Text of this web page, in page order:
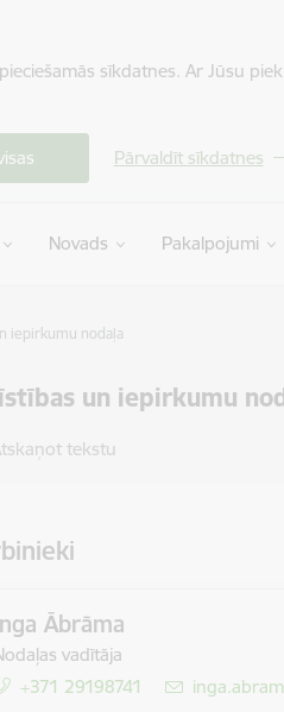
sīkdatnes. Ar Jūsu
Pārvaldīt sīkdatnes
Novads Pakalpojumi
iepirkumu nodaļa
un iepirkumu
tekstu
Ābrāma
vadītāja
+371 29198741
E-pasts: